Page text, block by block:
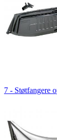
7 - Støtfangere